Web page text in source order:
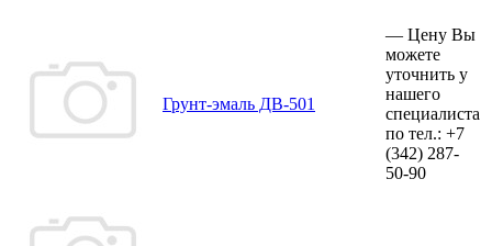
Грунт-эмаль ДВ-501
— Цену Вы
можете
уточнить у
нашего
специалиста
по тел.: +7
(342) 287-
50-90